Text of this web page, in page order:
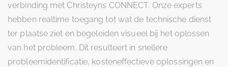
verbinding met Christeyns CONNECT. Onze experts
hebben realtime toegang tot wat de technische dienst
ter plaatse ziet en begeleiden visueel bij het oplossen
van het probleem. Dit resulteert in snellere
probleemidentificatie, kosteneffectieve oplossingen en